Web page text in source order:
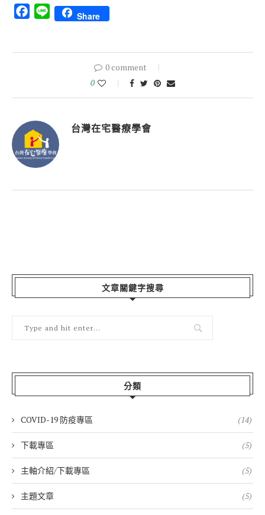
Facebook
Line Share
0 comment
0
台灣在宅醫療學會
文章關鍵字搜尋
分類
COVID-19 防疫專區 (14)
下載專區 (5)
主軸介紹/下載專區 (5)
主題文章 (5)